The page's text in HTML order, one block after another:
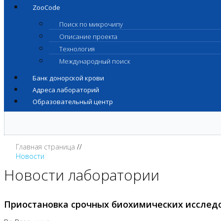
ZooCode
Поиск по микрочипу
Описание проекта
Технология
Международный поиск
Банк донорской крови
Адреса лабораторий
Образовательный центр
Главная страница
Новости
Новости лаборатории
Приостановка срочных биохимических